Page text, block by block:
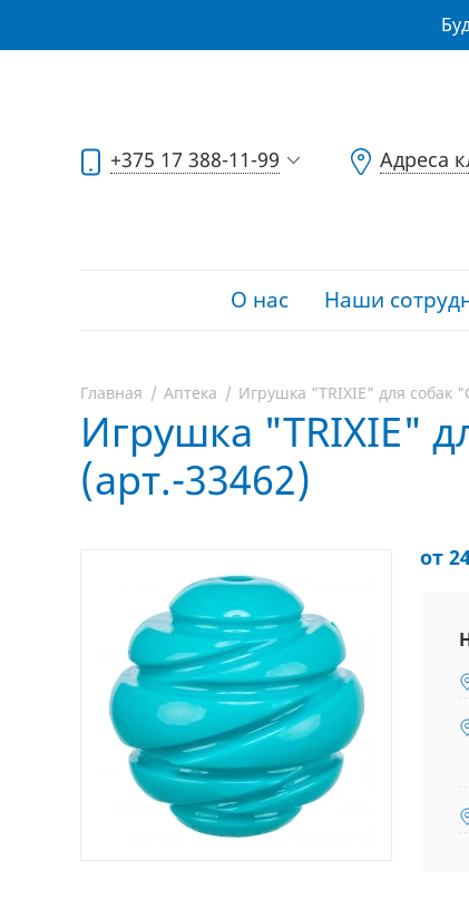
+375 17 388-11-99 Адреса
О нас Наши
Главная Аптека Игрушка "TRIXIE" для собак
Игрушка "TRIXIE"
(арт.-33462)
от